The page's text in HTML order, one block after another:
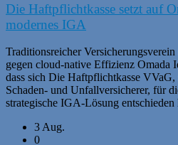
Die Haftpflichtkasse setzt auf
modernes IGA
Traditionsreicher
gegen cloud-native Effizienz Omada
dass sich Die Haftpflichtkasse VVaG,
Schaden- und Unfallversicherer, für
strategische IGA-Lösung entschieden
3 Aug.
0